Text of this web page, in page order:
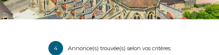
4 Annonce(s) trouvée(s) selon vos critères